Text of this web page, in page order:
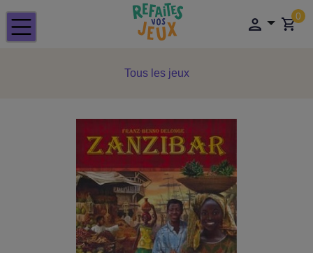
0
Tous les jeux